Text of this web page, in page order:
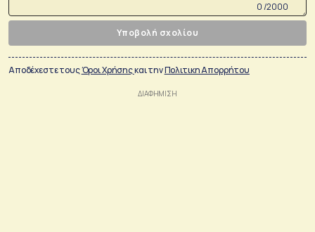
0 /2000
Υποβολή σχολίου
Αποδέχεστε τουςΌροι Χρήσηςκαι τηνΠολιτικη Απορρήτου